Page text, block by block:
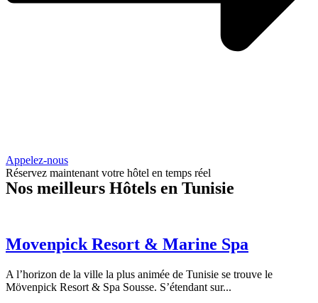
Appelez-nous
Réservez maintenant votre hôtel en temps réel
Nos meilleurs Hôtels en Tunisie
Movenpick Resort & Marine Spa
A l’horizon de la ville la plus animée de Tunisie se trouve le
Mövenpick Resort & Spa Sousse. S’étendant sur...